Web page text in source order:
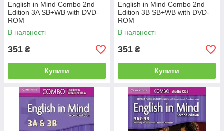
English in Mind Combo 2nd
Edition 3A SB+WB with DVD-
ROM
В наявності
351 ₴
Купити
English in Mind Combo 2nd
Edition 3B SB+WB with DVD-
ROM
В наявності
351 ₴
Купити